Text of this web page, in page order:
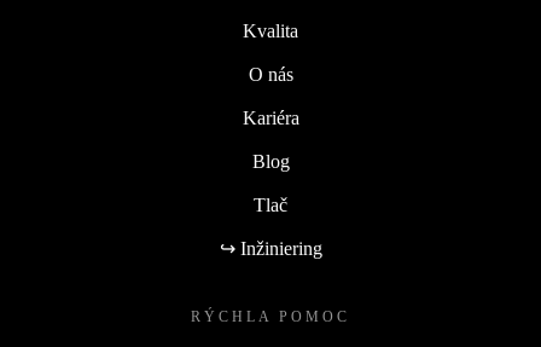
Kvalita
O nás
Kariéra
Blog
Tlač
↪ Inžiniering
RÝCHLA POMOC